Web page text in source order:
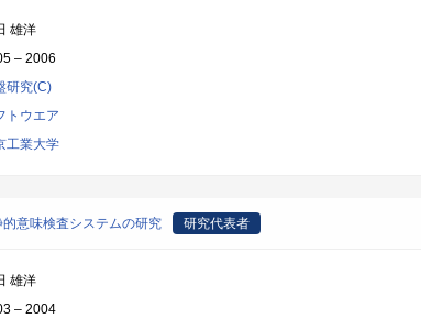
雄洋
– 2006
研究(C)
トウエア
工業大学
意味検査システムの研究 研究代表者
雄洋
– 2004